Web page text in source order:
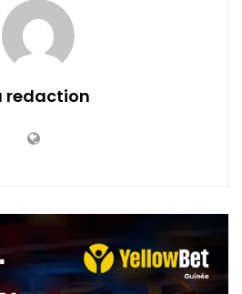
redaction